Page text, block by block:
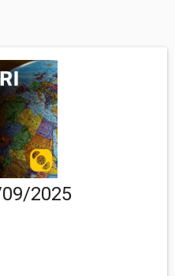
2025